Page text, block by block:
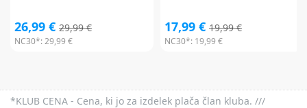
26,99 € 29,99 €
NC30*:29,99 €
17,99 € 19,99 €
NC30*: 19,99 €
*KLUB CENA - Cena, ki jo za izdelek plača član kluba. ///